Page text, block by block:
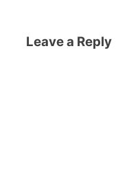
Leave a Reply